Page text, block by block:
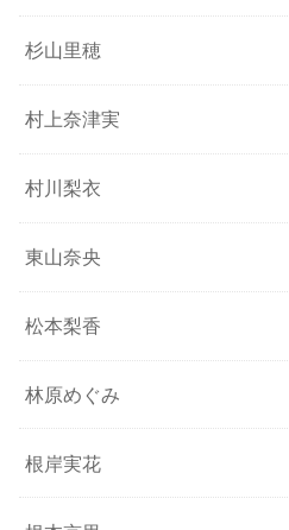
杉山里穂
村上奈津実
村川梨衣
東山奈央
松本梨香
林原めぐみ
根岸実花